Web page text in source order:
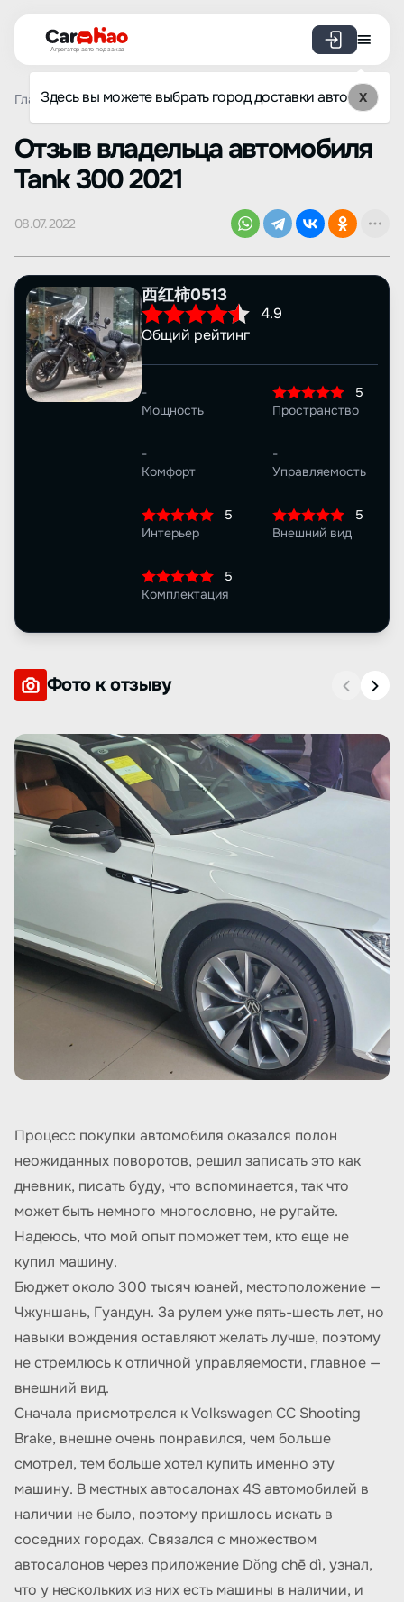
Агрегатор авто под заказ
Здесь вы можете выбрать город доставки авто X
Главная Отзывы Tank 300 Просмотр отзыва
Oтзыв владельца автомобиля
Tank 300 2021
08.07.2022
西红柿0513
4.9
Общий рейтинг
-
Мощность
5
Пространство
-
Комфорт
-
Управляемость
5
Интерьер
5
Внешний вид
5
Комплектация
Фото к отзыву
Процесс покупки автомобиля оказался полон
неожиданных поворотов, решил записать это как
дневник, писать буду, что вспоминается, так что
может быть немного многословно, не ругайте.
Надеюсь, что мой опыт поможет тем, кто еще не
купил машину.
Бюджет около 300 тысяч юаней, местоположение —
Чжуншань, Гуандун. За рулем уже пять-шесть лет, но
навыки вождения оставляют желать лучше, поэтому
не стремлюсь к отличной управляемости, главное —
внешний вид.
Сначала присмотрелся к Volkswagen CC Shooting
Brake, внешне очень понравился, чем больше
смотрел, тем больше хотел купить именно эту
машину. В местных автосалонах 4S автомобилей в
наличии не было, поэтому пришлось искать в
соседних городах. Связался с множеством
автосалонов через приложение Dǒng chē dì, узнал,
что у нескольких из них есть машины в наличии, и